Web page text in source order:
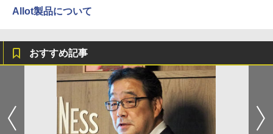
Allot製品について
おすすめ記事